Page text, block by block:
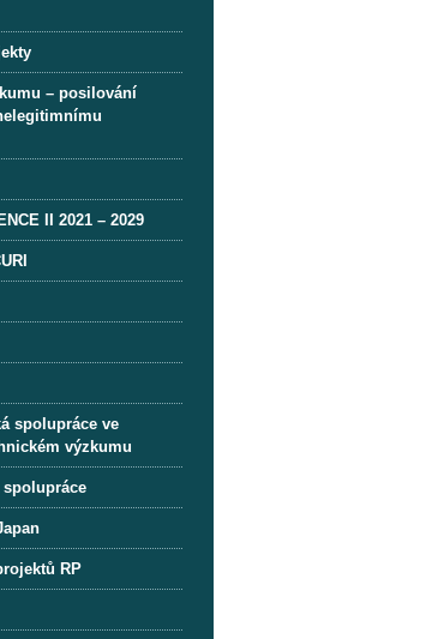
– posilování
II 2021 – 2029
spolupráce ve
výzkumu
spolupráce
RP